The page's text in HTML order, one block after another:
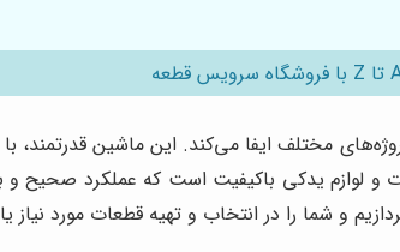
مختلف ایفا می‌کند. این ماشین
و لوازم یدکی باکیفیت است که عملکرد صحیح
و شما را در انتخاب و تهیه قطعات مورد نیاز